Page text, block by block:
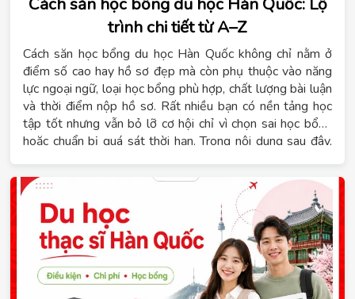
trình chi tiết từ A–Z
Cách săn học bổng du học Hàn Quốc không chỉ nằm ở
điểm số cao hay hồ sơ đẹp mà còn phụ thuộc vào năng
lực ngoại ngữ, loại học bổng phù hợp, chất lượng bài luận
và thời điểm nộp hồ sơ. Rất nhiều bạn có nền tảng học
tập tốt nhưng vẫn bỏ lỡ cơ hội chỉ vì chọn sai học bổng
hoặc chuẩn bị quá sát thời hạn. Trong nội dung sau đây,
học bổng, điều kiện cần đáp ứng, lộ trình chuẩn bị theo
từng giai đoạn, cách hoàn thiện hồ sơ, kinh nghiệm phỏng
vấn và những lỗi thường gặp cần tránh để tăng cơ hội
được cấp học bổng.